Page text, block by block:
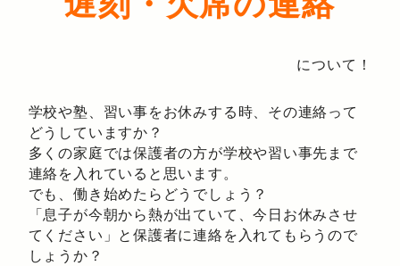
について！
学校や塾、習い事をお休みする時、その連絡って
どうしていますか？
多くの家庭では保護者の方が学校や習い事先まで
連絡を入れていると思います。
でも、働き始めたらどうでしょう？
「息子が今朝から熱が出ていて、今日お休みさせ
てください」と保護者に連絡を入れてもらうので
しょうか？